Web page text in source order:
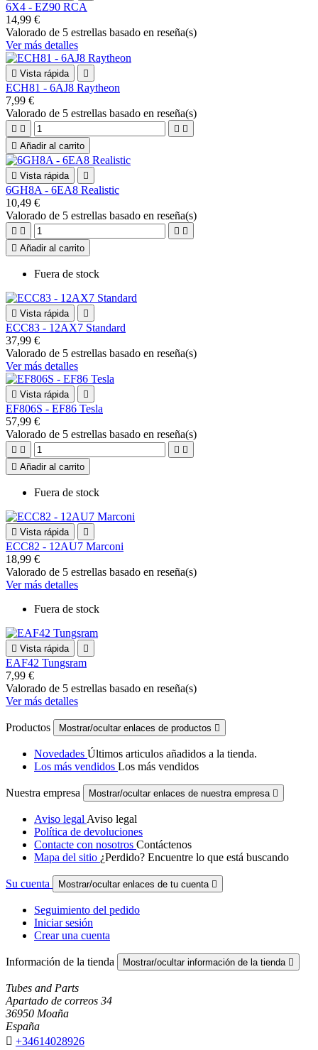
6X4 - EZ90 RCA
14,99 €
Valorado de 5 estrellas basado en reseña(s)
Ver más detalles
 Vista rápida 
ECH81 - 6AJ8 Raytheon
7,99 €
Valorado de 5 estrellas basado en reseña(s)
   
 Añadir al carrito
 Vista rápida 
6GH8A - 6EA8 Realistic
10,49 €
Valorado de 5 estrellas basado en reseña(s)
   
 Añadir al carrito
Fuera de stock
 Vista rápida 
ECC83 - 12AX7 Standard
37,99 €
Valorado de 5 estrellas basado en reseña(s)
Ver más detalles
 Vista rápida 
EF806S - EF86 Tesla
57,99 €
Valorado de 5 estrellas basado en reseña(s)
   
 Añadir al carrito
Fuera de stock
 Vista rápida 
ECC82 - 12AU7 Marconi
18,99 €
Valorado de 5 estrellas basado en reseña(s)
Ver más detalles
Fuera de stock
 Vista rápida 
EAF42 Tungsram
7,99 €
Valorado de 5 estrellas basado en reseña(s)
Ver más detalles
Productos Mostrar/ocultar enlaces de productos 
Novedades Últimos articulos añadidos a la tienda.
Los más vendidos Los más vendidos
Nuestra empresa Mostrar/ocultar enlaces de nuestra empresa 
Aviso legal Aviso legal
Política de devoluciones
Contacte con nosotros Contáctenos
Mapa del sitio ¿Perdido? Encuentre lo que está buscando
Su cuenta Mostrar/ocultar enlaces de tu cuenta 
Seguimiento del pedido
Iniciar sesión
Crear una cuenta
Información de la tienda Mostrar/ocultar información de la tienda 
Tubes and Parts
Apartado de correos 34
36950 Moaña
España
 +34614028926